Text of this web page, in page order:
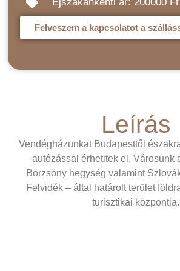
Felveszem a kapcsolatot a
Leírás
Vendégházunkat Budapesttől
autózással érhetitek el. Városunk
Börzsöny hegység valamint
Felvidék – által határolt terület
turisztikai központja.